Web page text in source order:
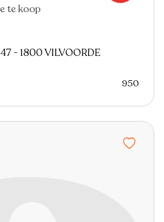
te koop
- 1800 VILVOORDE
950